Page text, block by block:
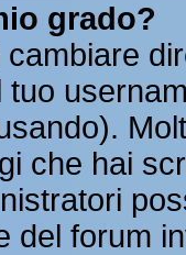
grado?
che hai
del forum